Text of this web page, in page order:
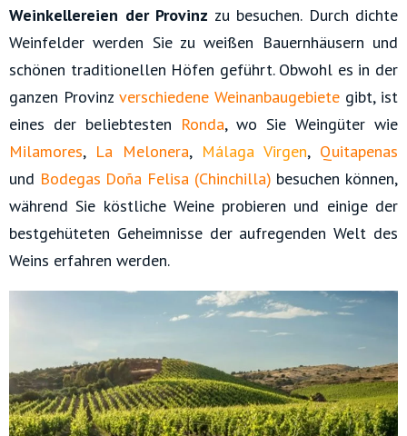
Weinkellereien der Provinz zu besuchen. Durch dichte
Weinfelder werden Sie zu weißen Bauernhäusern und
schönen traditionellen Höfen geführt. Obwohl es in der
ganzen Provinz verschiedene Weinanbaugebiete gibt, ist
eines der beliebtesten Ronda, wo Sie Weingüter wie
Milamores, La Melonera,Málaga Virgen, Quitapenas
und Bodegas Doña Felisa (Chinchilla) besuchen können,
während Sie köstliche Weine probieren und einige der
bestgehüteten Geheimnisse der aufregenden Welt des
Weins erfahren werden.